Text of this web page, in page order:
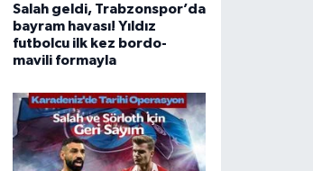
Salah geldi, Trabzonspor’da
bayram havası! Yıldız
futbolcu ilk kez bordo-
mavili formayla